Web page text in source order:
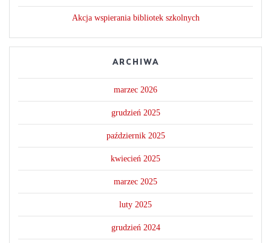
Akcja wspierania bibliotek szkolnych
ARCHIWA
marzec 2026
grudzień 2025
październik 2025
kwiecień 2025
marzec 2025
luty 2025
grudzień 2024